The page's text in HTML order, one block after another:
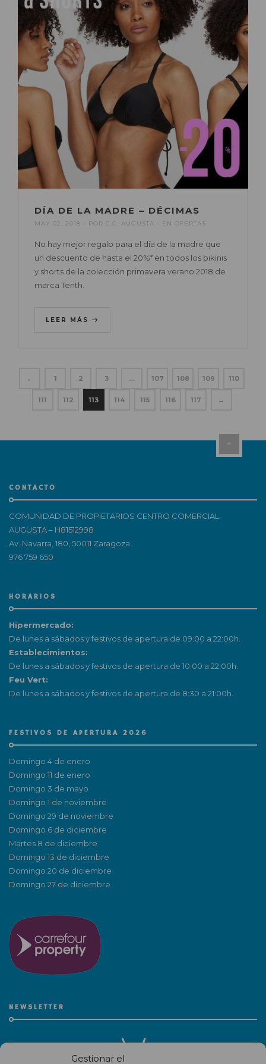
Gestionar el
DÍA DE LA MADRE – DÉCIMAS
MAY 02, 2018 POR C.C. AUGUSTA EN OFERTAS
No hay mejor regalo para el día de la madre que
un descuento de hasta el 20%* en todos los bikinis
y shorts de la colección primavera verano 2018 de
marca Tenth.
LEER MÁS
← 1 2 3 … 107 108 109 110
111 112 113 114 115 116 117 →
CONTACTO
COMUNIDAD DE PROPIETARIOS CENTRO COMERCIAL
AUGUSTA – H81512998
Av. Navarra, 180, 50011 Zaragoza
976 759 650
HORARIOS
Hipermercado:
De lunes a sábados y festivos de apertura de 09:00 a 22:00h.
Establecimientos:
De lunes a sábados y festivos de apertura de 10:00 a 22:00h.
Feu Vert:
De lunes a sábados y festivos de apertura de 8:30 a 21:00h.
FESTIVOS DE APERTURA 2026
Domingo 4 de enero
Domingo 11 de enero
Domingo 3 de mayo
Domingo 1 de noviembre
Domingo 29 de noviembre
Domingo 6 de diciembre
Martes 8 de diciembre
Domingo 13 de diciembre
Domingo 20 de diciembre
Domingo 27 de diciembre
NEWSLETTER